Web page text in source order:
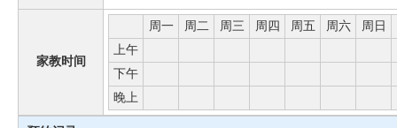
家教时间
周一 周二 周三 周四 周五 周六 周日
上午
下午
晚上